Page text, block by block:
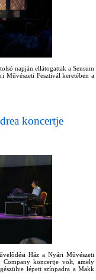
napján ellátogattak a Sensum
Művészeti Fesztivál keretében a
koncertje
Ház a Nyári Művészeti
Company koncertje volt, amely
lépett színpadra a Makk